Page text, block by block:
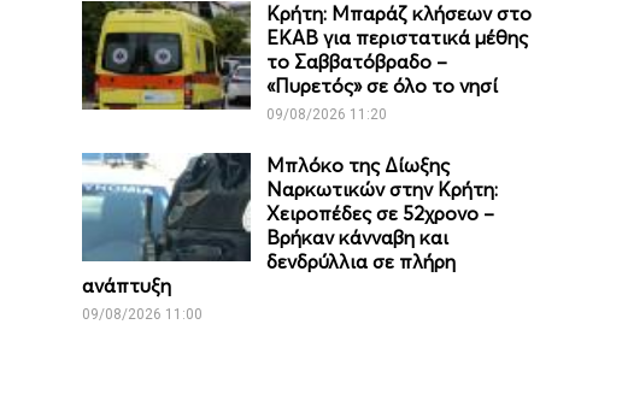
Κρήτη: Μπαράζ κλήσεων στο
ΕΚΑΒ για περιστατικά μέθης
το Σαββατόβραδο –
«Πυρετός» σε όλο το νησί
09/08/2026 11:20
Μπλόκο της Δίωξης
Ναρκωτικών στην Κρήτη:
Χειροπέδες σε 52χρονο –
Βρήκαν κάνναβη και
δενδρύλλια σε πλήρη
ανάπτυξη
09/08/2026 11:00